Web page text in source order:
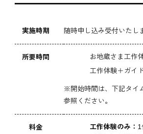
実施時期 随時申し込み受付いたし
所要時間
お地蔵さま工作
工作体験＋ガイ
※開始時間は、下記タイ
参照ください。
料金 工作体験のみ： 1